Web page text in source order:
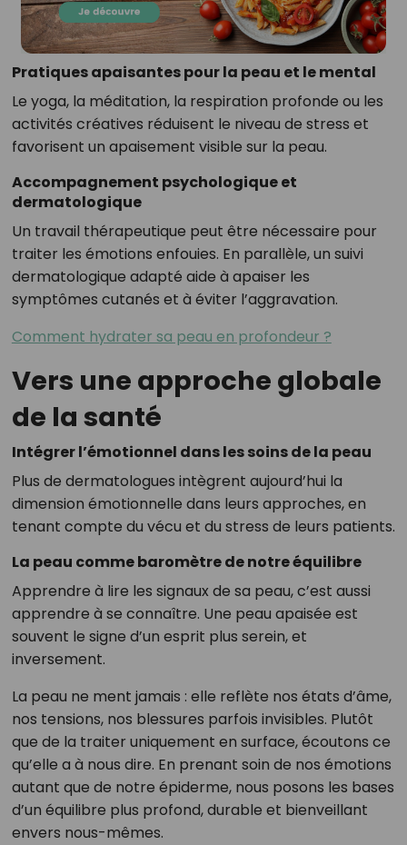
Pratiques apaisantes pour la peau et le mental
Le yoga, la méditation, la respiration profonde ou les
activités créatives réduisent le niveau de stress et
favorisent un apaisement visible sur la peau.
Accompagnement psychologique et
dermatologique
Un travail thérapeutique peut être nécessaire pour
traiter les émotions enfouies. En parallèle, un suivi
dermatologique adapté aide à apaiser les
symptômes cutanés et à éviter l’aggravation.
Comment hydrater sa peau en profondeur ?
Vers une approche globale
de la santé
Intégrer l’émotionnel dans les soins de la peau
Plus de dermatologues intègrent aujourd’hui la
dimension émotionnelle dans leurs approches, en
tenant compte du vécu et du stress de leurs patients.
La peau comme baromètre de notre équilibre
Apprendre à lire les signaux de sa peau, c’est aussi
apprendre à se connaître. Une peau apaisée est
souvent le signe d’un esprit plus serein, et
inversement.
La peau ne ment jamais : elle reflète nos états d’âme,
nos tensions, nos blessures parfois invisibles. Plutôt
que de la traiter uniquement en surface, écoutons ce
qu’elle a à nous dire. En prenant soin de nos émotions
autant que de notre épiderme, nous posons les bases
d’un équilibre plus profond, durable et bienveillant
envers nous-mêmes.